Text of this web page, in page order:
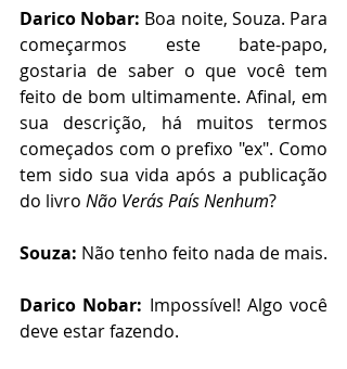
Darico Nobar: Boa noite, Souza. Para
começarmos este bate-papo,
gostaria de saber o que você tem
feito de bom ultimamente. Afinal, em
sua descrição, há muitos termos
começados com o prefixo "ex". Como
tem sido sua vida após a publicação
do livro Não Verás País Nenhum?
Souza: Não tenho feito nada de mais.
Darico Nobar: Impossível! Algo você
deve estar fazendo.